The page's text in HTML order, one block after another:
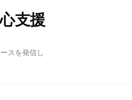
支援
スを発信し